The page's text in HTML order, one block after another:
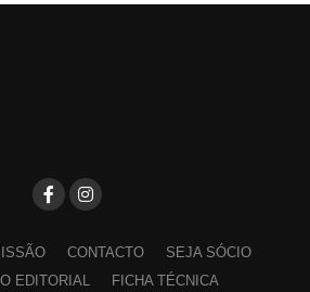
CONTACTO
SEJA SÓCIO
EDITORIAL
FICHA TÉCNICA